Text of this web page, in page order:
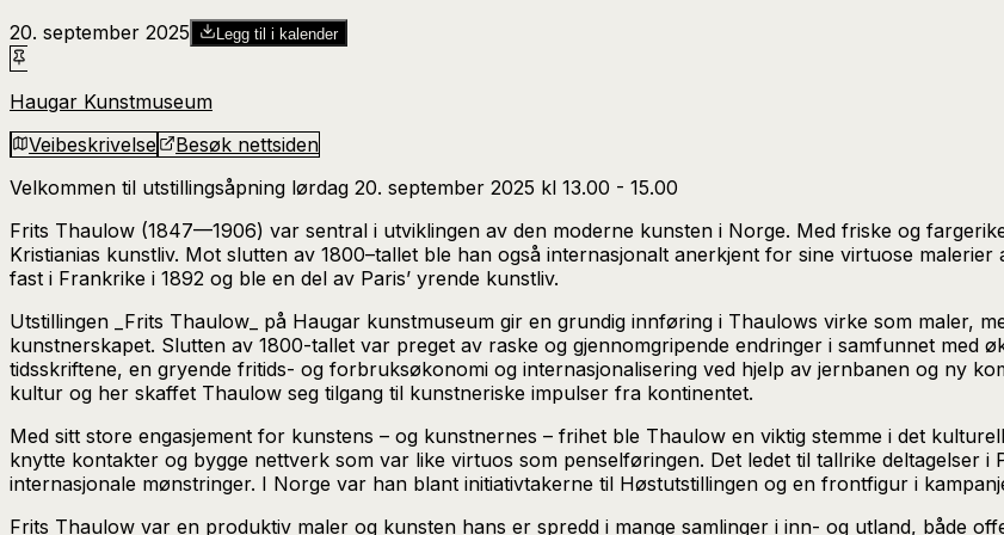
20. september 2025 Legg til i kalender
Haugar Kunstmuseum
Veibeskrivelse
Besøk nettsiden
Velkommen til utstillingsåpning lørdag 20. september 2025 kl 13.00 - 15.00
Frits Thaulow (1847—1906) var sentral i utviklingen av den moderne kunsten i Norge. Med friske og
Kristianias kunstliv. Mot slutten av 1800–tallet ble han også internasjonalt anerkjent for sine virtuose
fast i Frankrike i 1892 og ble en del av Paris’ yrende kunstliv.
Utstillingen _Frits Thaulow_ på Haugar kunstmuseum gir en grundig innføring i Thaulows virke som maler,
kunstnerskapet. Slutten av 1800-tallet var preget av raske og gjennomgripende endringer i samfunnet med
tidsskriftene, en gryende fritids- og forbruksøkonomi og internasjonalisering ved hjelp av jernbanen og ny
kultur og her skaffet Thaulow seg tilgang til kunstneriske impulser fra kontinentet.
Med sitt store engasjement for kunstens – og kunstnernes – frihet ble Thaulow en viktig stemme i det
knytte kontakter og bygge nettverk som var like virtuos som penselføringen. Det ledet til tallrike deltagelser i
internasjonale mønstringer. I Norge var han blant initiativtakerne til Høstutstillingen og en frontfigur i
Frits Thaulow var en produktiv maler og kunsten hans er spredd i mange samlinger i inn- og utland, både